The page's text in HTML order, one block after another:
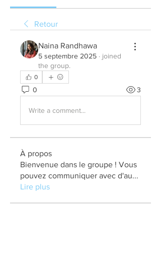
Retour
Naina Randhawa
5 septembre 2025 · joined
the group.
0
0 3
Write a comment...
À propos
Bienvenue dans le groupe ! Vous
pouvez communiquer avec d'au...
Lire plus